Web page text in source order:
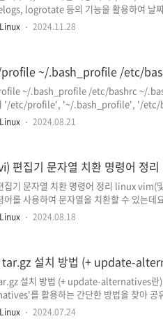
logrotate 등의 기능을 활용하여 날
식을 통해 로그 파일의 용량이 너무 커지지
가 로그 파일의 용량이 너무 커져서 시스
2024.11.28
~/.bash_profile /etc/
~/.bash_profile /etc/bashrc ~/
'/etc/profile', '~/.bash_profile', '/etc/
동작하는지에 대해 정리한 내용입니다.(
하는 경우 적용되는 파일 명이 조금씩 다
2024.08.21
편집기 문자열 치환 명령어 정리
기 문자열 치환 명령어 정리 linux vim(
어를 사용하여 문자열을 치환할 수 있는
보겠습니다.(문자열 치환은 편집기의 ex
/바꿀문자열/#현재 커서 라인에서 첫 번
2024.08.18
설치 방법 (+ update-
설치 방법 (+ update-alternatives란
를 활용하는 간단한 방법을 찾아
입니다. jdk tar.gz 설치 방법#Login
change to your file nametar -
2024.07.24